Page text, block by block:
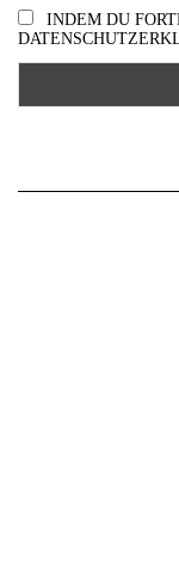
INDEM DU